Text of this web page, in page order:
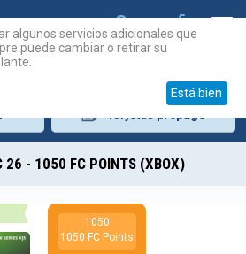
26 - 1050 FC POINTS (XBOX)
1050
1050 FC Points
algunos servicios adicionales que
puede cambiar o retirar su
Está bien